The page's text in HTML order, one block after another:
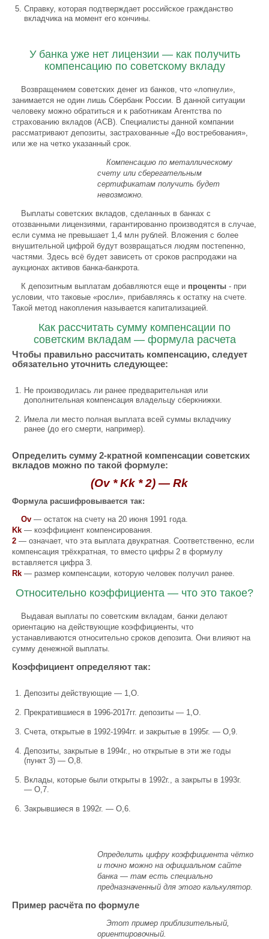
Справку, которая подтверждает российское гражданство
вкладчика на момент его кончины.
У банка уже нет лицензии — как получить
компенсацию по советскому вкладу
Возвращением советских денег из банков, что «лопнули»,
занимается не один лишь Сбербанк России. В данной ситуации
человеку можно обратиться и к работникам Агентства по
страхованию вкладов (АСВ). Специалисты данной компании
рассматривают депозиты, застрахованные «До востребования»,
или же на четко указанный срок.
Компенсацию по металлическому
счету или сберегательным
сертификатам получить будет
невозможно.
Выплаты советских вкладов, сделанных в банках с
отозванными лицензиями, гарантированно производятся в случае,
если сумма не превышает 1,4 млн рублей. Вложения с более
внушительной цифрой будут возвращаться людям постепенно,
частями. Здесь всё будет зависеть от сроков распродажи на
аукционах активов банка-банкрота.
К депозитным выплатам добавляются еще и проценты - при
условии, что таковые «росли», прибавляясь к остатку на счете.
Такой метод накопления называется капитализацией.
Как рассчитать сумму компенсации по
советским вкладам — формула расчета
Чтобы правильно рассчитать компенсацию, следует
обязательно уточнить следующее:
Не производилась ли ранее предварительная или
дополнительная компенсация владельцу сберкнижки.
Имела ли место полная выплата всей суммы вкладчику
ранее (до его смерти, например).
Определить сумму 2-кратной компенсации советских
вкладов можно по такой формуле:
(Ov * Kk * 2) — Rk
Формула расшифровывается так:
Ov — остаток на счету на 20 июня 1991 года.
Kk — коэффициент компенсирования.
2 — означает, что эта выплата двукратная. Соответственно, если
компенсация трёхкратная, то вместо цифры 2 в формулу
вставляется цифра 3.
Rk — размер компенсации, которую человек получил ранее.
Относительно коэффициента — что это такое?
Выдавая выплаты по советским вкладам, банки делают
ориентацию на действующие коэффициенты, что
устанавливаются относительно сроков депозита. Они влияют на
сумму денежной выплаты.
Коэффициент определяют так:
Депозиты действующие — 1,О.
Прекратившиеся в 1996-2017гг. депозиты — 1,О.
Счета, открытые в 1992-1994гг. и закрытые в 1995г. — О,9.
Депозиты, закрытые в 1994г., но открытые в эти же годы
(пункт 3) — О,8.
Вклады, которые были открыты в 1992г., а закрыты в 1993г.
— О,7.
Закрывшиеся в 1992г. — О,6.
Определить цифру коэффициента чётко
и точно можно на официальном сайте
банка — там есть специально
предназначенный для этого калькулятор.
Пример расчёта по формуле
Этот пример приблизительный,
ориентировочный.